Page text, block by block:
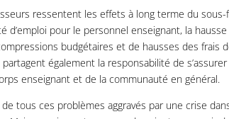
ressentent les effets à long terme du
pour le personnel enseignant, la
budgétaires et de hausses des frais
également la responsabilité de
enseignant et de la communauté en général.
tous ces problèmes aggravés par une crise